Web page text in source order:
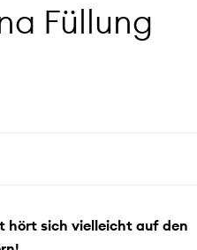
Füllung
hört sich vielleicht auf den